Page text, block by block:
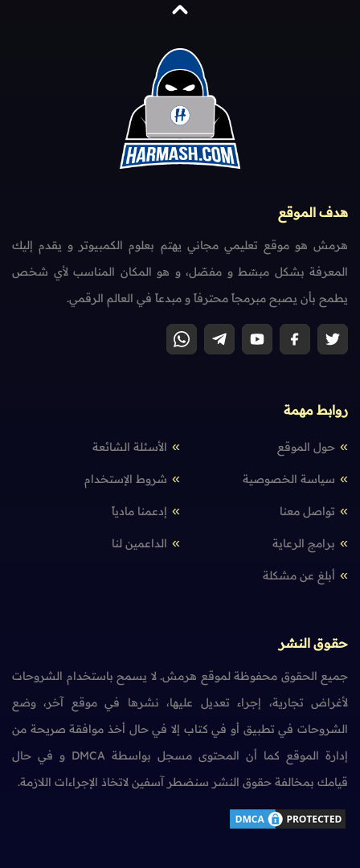
هدف الموقع
هرمش هو موقع تعليمي مجاني يهتم بعلوم الكمبيوتر و يقدم إليك
المعرفة بشكل مبسّط و مفصّل، و هو المكان المناسب لأي شخص
يطمح بأن يصبح مبرمجاً محترفاً و مبدعاً في العالم الرقمي.
روابط مهمة
حول الموقع الأسئلة الشائعة
سياسة الخصوصية شروط الإستخدام
تواصل معنا إدعمنا مادياً
برامج الرعاية الداعمين لنا
أبلغ عن مشكلة
حقوق النشر
جميع الحقوق محفوظة لموقع هرمش. لا يسمح باستخدام الشروحات
لأغراض تجارية، إجراء تعديل عليها، نشرها في موقع آخر، وضع
الشروحات في تطبيق أو في كتاب إلا في حال أخذ موافقة صريحة من
إدارة الموقع كما أن المحتوى مسجل بواسطة DMCA و في حال
قيامك بمخالفة حقوق النشر سنضطر آسفين لاتخاذ الإجراءات اللازمة.